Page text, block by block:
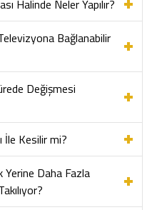
Halinde Neler Yapılır?
Bağlanabilir
Değişmesi
İle Kesilir mi?
Daha Fazla